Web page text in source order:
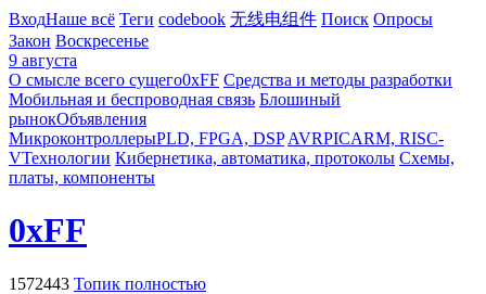
ВходНаше всё Теги codebook 无线电组件 Поиск Опросы
Закон Воскресенье
9 августа
О смысле всего сущего0xFF Средства и методы разработки
Мобильная и беспроводная связь Блошиный
рынокОбъявления
МикроконтроллерыPLD, FPGA, DSP AVRPICARM, RISC-
VТехнологии Кибернетика, автоматика, протоколы Схемы,
платы, компоненты
0xFF
1572443 Топик полностью